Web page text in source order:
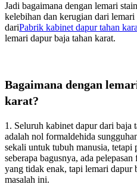
Jadi bagaimana dengan lemari
kelebihan dan kerugian dari lemari
dariPabrik kabinet dapur tahan
lemari dapur baja tahan karat.
Bagaimana dengan
karat?
1. Seluruh kabinet dapur dari baja
adalah nol formaldehida
sekali untuk tubuh manusia,
seberapa bagusnya, ada
yang tidak enak, tapi lemari dapur
masalah ini.